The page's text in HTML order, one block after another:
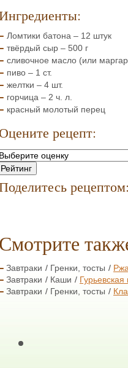
Ломтики батона – 12 штук
твёрдый сыр – 500 г
сливочное масло (или
пиво – 1 ст.
желтки – 4 шт.
горчица – 2 ч. л.
красный молотый перец
Оцените рецепт:
Смотрите
Завтраки Гренки, тосты
Завтраки
Каши
Завтраки
Гренки, тосты